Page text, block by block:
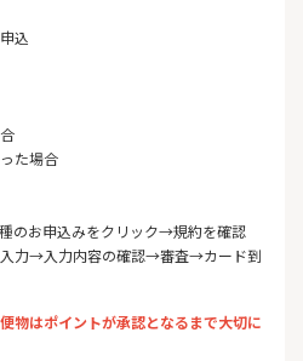
込
た場合
のお申込みをクリック→規約を確認
力→入力内容の確認→審査→カード到
物はポイントが承認となるまで大切に